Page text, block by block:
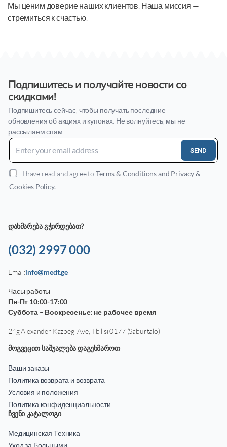
Мы ценим доверие наших клиентов. Наша миссия —
стремиться к счастью.
Подпишитесь и получайте новости со
скидками!
Подпишитесь сейчас, чтобы получать последние
обновления об акциях и купонах. Не волнуйтесь, мы не
рассылаем спам.
SEND
I have read and agree to Terms & Conditions and Privacy &
Cookies Policy.
დახმარება გჭირდებათ?
(032) 2997 000
Email:info@medt.ge
Часы работы
Пн-Пт 10:00-17:00
Суббота – Воскресенье: не рабочее время
24g Alexander Kazbegi Ave, Tbilisi 0177 (Saburtalo)
მოგვეცით საშუალება დაგეხმაროთ
Ваши заказы
Политика возврата и возврата
Условия и положения
Политика конфиденциальности
ჩვენი კატალოგი
Медицинская Техника